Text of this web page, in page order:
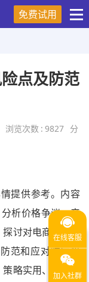
免费试用
点及防范
浏览次数 : 9827 分
提供参考。内容
析价格争议、产
讨对电商平台、
范和应对响应机
略实用、贴近监